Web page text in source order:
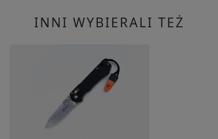
INNI WYBIERALI TEŻ